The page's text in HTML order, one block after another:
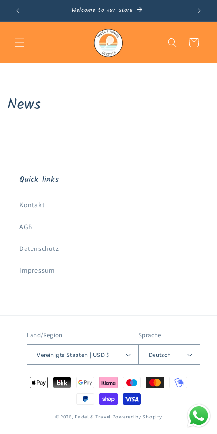
zum
Welcome to our store
Warenkorb
News
Quick links
Kontakt
AGB
Datenschutz
Impressum
Land/Region
Vereinigte Staaten | USD $
Sprache
Deutsch
Zahlungsmethoden
© 2026, Padel & Travel Powered by Shopify